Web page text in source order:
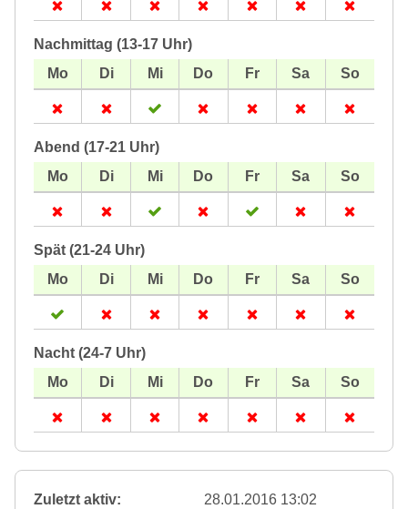
Nachmittag (13-17 Uhr)
Abend (17-21 Uhr)
Spät (21-24 Uhr)
Nacht (24-7 Uhr)
Zuletzt aktiv:
28.01.2016 13:02